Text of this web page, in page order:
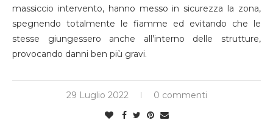
massiccio intervento, hanno messo in sicurezza la zona,
spegnendo totalmente le fiamme ed evitando che le
stesse giungessero anche all’interno delle strutture,
provocando danni ben più gravi.
29 Luglio 2022 0 commenti